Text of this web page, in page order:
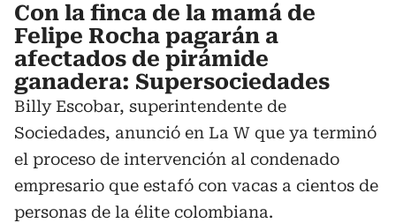
Con la finca de la mamá de
Felipe Rocha pagarán a
afectados de pirámide
ganadera: Supersociedades
Billy Escobar, superintendente de
Sociedades, anunció en La W que ya terminó
el proceso de intervención al condenado
empresario que estafó con vacas a cientos de
personas de la élite colombiana.